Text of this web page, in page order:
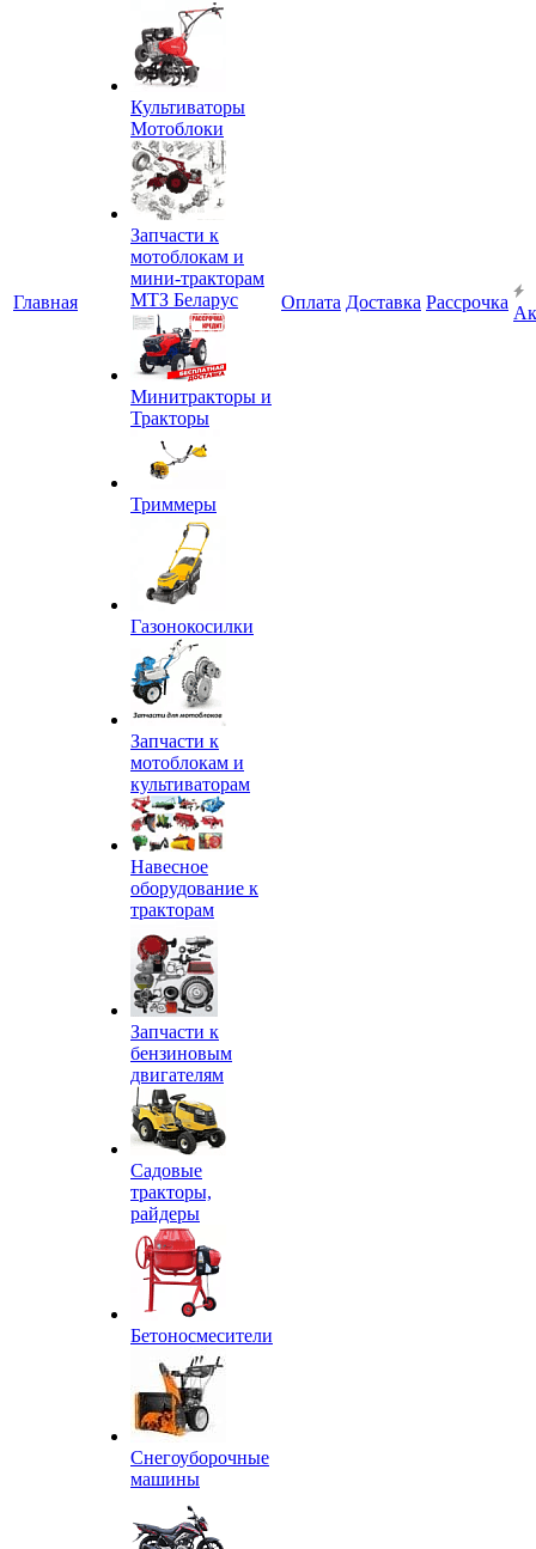
Главная
Культиваторы
Мотоблоки
Запчасти к
мотоблокам и
мини-тракторам
МТЗ Беларус
Минитракторы и
Тракторы
Триммеры
Газонокосилки
Запчасти к
мотоблокам и
культиваторам
Навесное
оборудование к
тракторам
Запчасти к
бензиновым
двигателям
Садовые
тракторы,
райдеры
Бетоносмесители
Снегоуборочные
машины
Оплата Доставка Рассрочка